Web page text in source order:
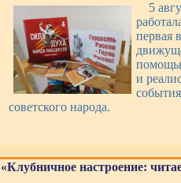
5
первая
и
советского народа.
«Клубничное настроение: